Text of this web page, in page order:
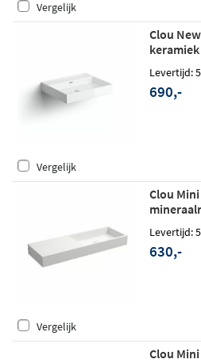
Vergelijk
Clou
Levertijd:
690,-
Vergelijk
Clou
Levertijd:
630,-
Vergelijk
Clou